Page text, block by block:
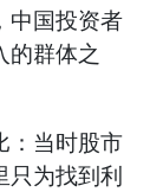
国投资者
的群体之
当时股市
为找到利